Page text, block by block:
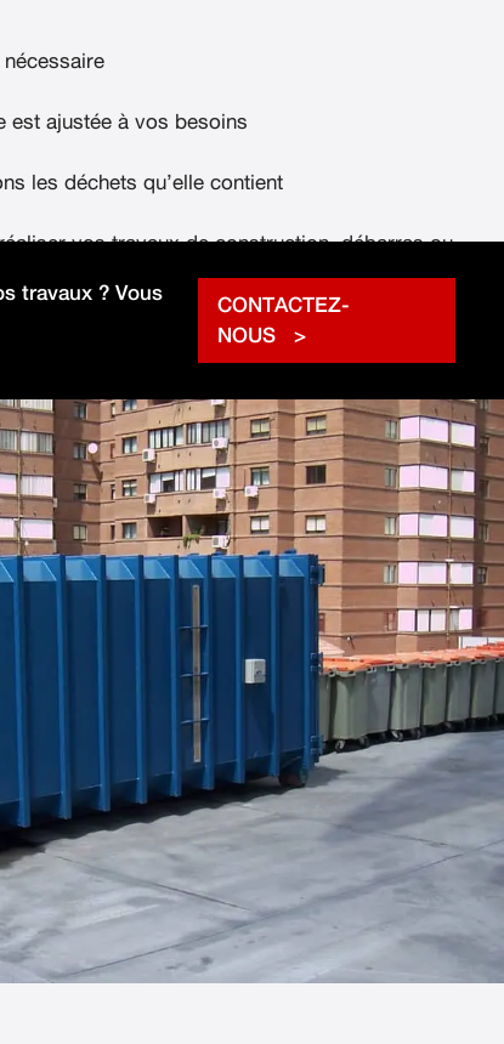
est ajustée à vos besoins
les déchets qu’elle contient
vos travaux de construction, débarras ou
travaux ? Vous
CONTACTEZ-
NOUS